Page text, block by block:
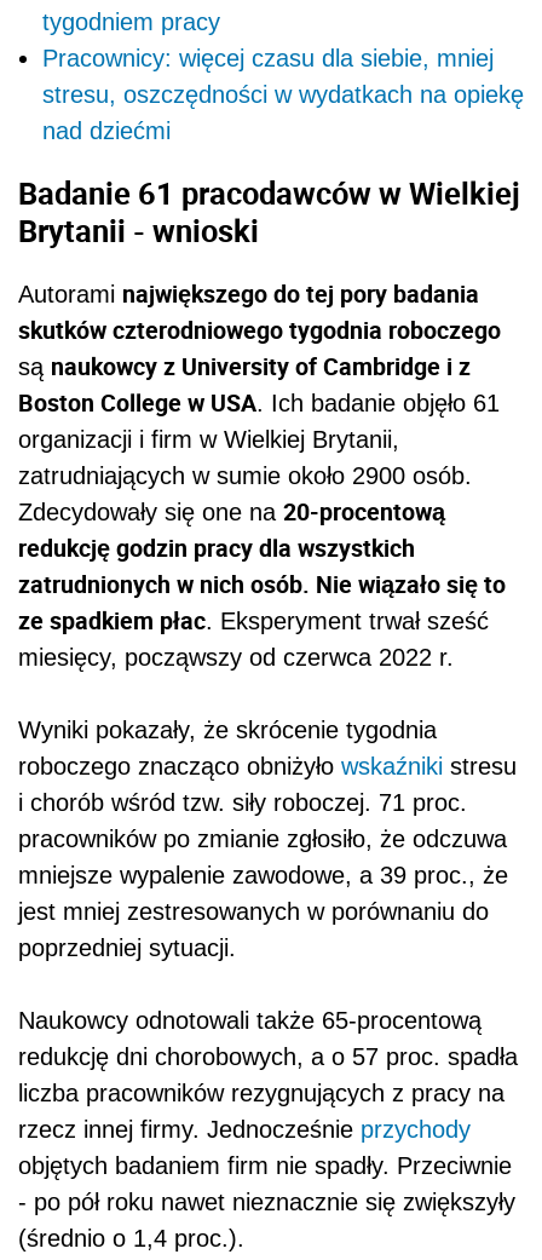
tygodniem pracy
Pracownicy: więcej czasu dla siebie, mniej
stresu, oszczędności w wydatkach na opiekę
nad dziećmi
Badanie 61 pracodawców w Wielkiej
Brytanii - wnioski
Autorami największego do tej pory badania
skutków czterodniowego tygodnia roboczego
są naukowcy z University of Cambridge i z
Boston College w USA. Ich badanie objęło 61
organizacji i firm w Wielkiej Brytanii,
zatrudniających w sumie około 2900 osób.
Zdecydowały się one na 20-procentową
redukcję godzin pracy dla wszystkich
zatrudnionych w nich osób. Nie wiązało się to
ze spadkiem płac. Eksperyment trwał sześć
miesięcy, począwszy od czerwca 2022 r.
Wyniki pokazały, że skrócenie tygodnia
roboczego znacząco obniżyło wskaźniki stresu
i chorób wśród tzw. siły roboczej. 71 proc.
pracowników po zmianie zgłosiło, że odczuwa
mniejsze wypalenie zawodowe, a 39 proc., że
jest mniej zestresowanych w porównaniu do
poprzedniej sytuacji.
Naukowcy odnotowali także 65-procentową
redukcję dni chorobowych, a o 57 proc. spadła
liczba pracowników rezygnujących z pracy na
rzecz innej firmy. Jednocześnie przychody
objętych badaniem firm nie spadły. Przeciwnie
- po pół roku nawet nieznacznie się zwiększyły
(średnio o 1,4 proc.).